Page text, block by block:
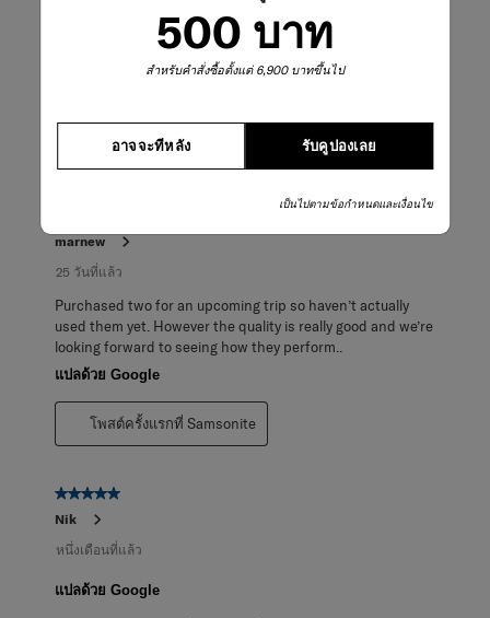
500 บาท
สำหรับคำสั่งซื้อตั้งแต่ 6,900 บาทขึ้นไป
รับคูปองเลย
อาจจะทีหลัง
เป็นไปตามข้อกำหนดและเงื่อนไข
High Quality, Lightweight, Good Capacity, Easy To
Carry, Stylish, Easy To Access Items
โพสต์ครั้งแรกที่ECODIVER DUFFLE/WH 55/20
marnew
25 วันที่แล้ว
Purchased two for an upcoming trip so haven’t actually
used them yet. However the quality is really good and we’re
looking forward to seeing how they perform..
แปลด้วย Google
โพสต์ครั้งแรกที่ Samsonite
5 จาก 5 ดาว
Nik
หนึ่งเดือนที่แล้ว
แปลด้วย Google